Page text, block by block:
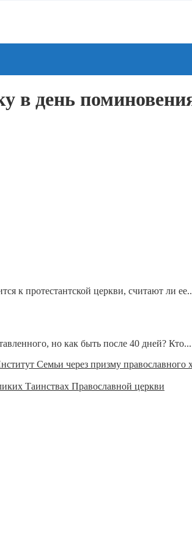
в день
к протестантской церкви, считают ли
но как быть после 40 дней? Кто...
Семьи через призму православного
Таинствах Православной церкви